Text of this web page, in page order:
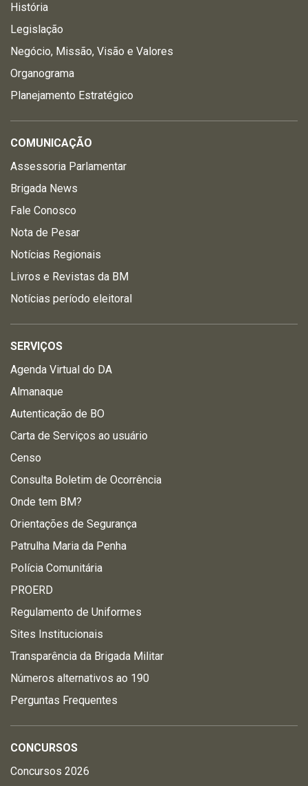
História
Legislação
Negócio, Missão, Visão e Valores
Organograma
Planejamento Estratégico
COMUNICAÇÃO
Assessoria Parlamentar
Brigada News
Fale Conosco
Nota de Pesar
Notícias Regionais
Livros e Revistas da BM
Notícias período eleitoral
SERVIÇOS
Agenda Virtual do DA
Almanaque
Autenticação de BO
Carta de Serviços ao usuário
Censo
Consulta Boletim de Ocorrência
Onde tem BM?
Orientações de Segurança
Patrulha Maria da Penha
Polícia Comunitária
PROERD
Regulamento de Uniformes
Sites Institucionais
Transparência da Brigada Militar
Números alternativos ao 190
Perguntas Frequentes
CONCURSOS
Concursos 2026